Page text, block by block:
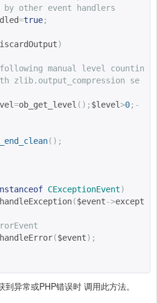
by other event handlers
=true;
)
manual level countin
zlib.output_compression se
=ob_get_level (); $level>0;-
();
CExceptionEvent)
handleException($event->except
handleError($event);
异常或PHP错误时 调用此方法。